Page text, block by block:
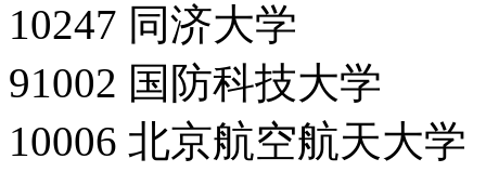
10247 同济大学
91002 国防科技大学
10006 北京航空航天大学